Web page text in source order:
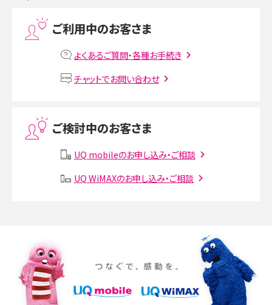
MNOとは？MVNOやMVNEとの違いやメリット・デメリットを解説
VPN接続とは？仕組みや必要性、メリット・デメリット、接続方法を解説
Instagram（インスタグラム）でスクショするとバレる？バレるケースや撮り方も解
SMSとは？料金やできること、注意点や届かない時の対処法を解説
iPhone 16eとiPhone SE（第3世代）の違いは？サイズやスペックを比較して解説
iPhone 16eとiPhone 14を徹底比較！スペック・機能の違いをわかりやすく紹介
iPhone 16シリーズのモデルを比較！価格・サイズ・カメラ性能の違いを徹底解説
ご利用中のお客さま
よくあるご質問・各種お手続き
チャットでお問い合わせ
ご検討中のお客さま
UQ mobileのお申し込み・ご相談
UQ WiMAXのお申し込み・ご相談